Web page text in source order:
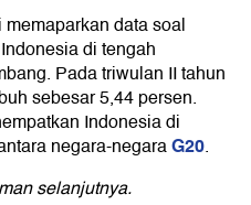
data soal
di tengah
Pada triwulan II tahun
sebesar 5,44 persen.
Indonesia di
negara-negaraG20.
selanjutnya.